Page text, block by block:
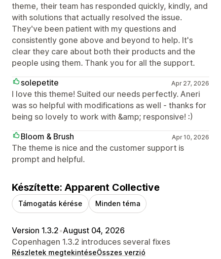
theme, their team has responded quickly, kindly, and
with solutions that actually resolved the issue.
They've been patient with my questions and
consistently gone above and beyond to help. It's
clear they care about both their products and the
people using them. Thank you for all the support.
solepetite
Apr 27, 2026
I love this theme! Suited our needs perfectly. Aneri
was so helpful with modifications as well - thanks for
being so lovely to work with &amp; responsive! :)
Bloom & Brush
Apr 10, 2026
The theme is nice and the customer support is
prompt and helpful.
Készítette: Apparent Collective
Támogatás kérése Minden téma
Version 1.3.2•August 04, 2026
Copenhagen 1.3.2 introduces several fixes
Részletek megtekintéseÖsszes verzió